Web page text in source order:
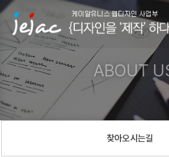
ABOUT
찾아오시는길